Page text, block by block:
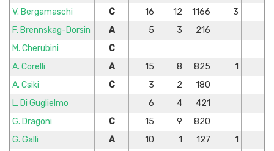
V. Bergamaschi
C 16 12 1166
3
F. Brennskag-Dorsin
A 5 3
216
M. Cherubini
C
A. Corelli
A 15 8 825
1
A. Csiki
C 3 2
180
L. Di Guglielmo
6 4
421
G. Dragoni
C 15 9
820
G. Galli
A 10 1 127 1